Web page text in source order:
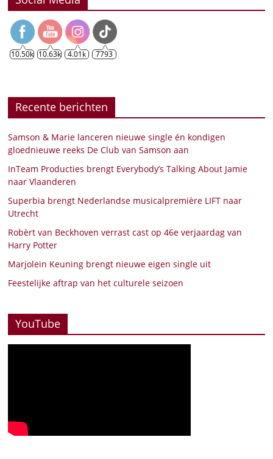
10.50k 10.63k 4.01k 7793
Recente berichten
Samson & Marie lanceren nieuwe single én kondigen
gloednieuwe reeks De Club van Samson aan
InTeam Producties brengt Everybody’s Talking About Jamie
naar Vlaanderen
Superbia brengt Nederlandse musicalpremière LIFT naar
Utrecht
Robèrt van Beckhoven verrast cast op 46e verjaardag van
Harry Potter
Marjolein Keuning brengt nieuwe eigen single uit
Feestelijke aftrap van het culturele seizoen
YouTube